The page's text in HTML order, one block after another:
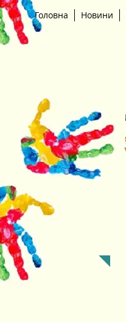
Головна Новини